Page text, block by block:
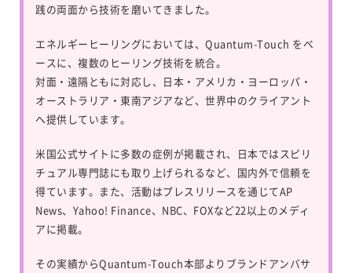
践の両面から技術を磨いてきました。
エネルギーヒーリングにおいては、 Quantum-Touch をベ
ースに、複数のヒーリング技術を統合。
対面・遠隔ともに対応し、日本・アメリカ・ヨーロッパ・
オーストラリア・東南アジアなど、世界中のクライアント
へ提供しています。
米国公式サイトに多数の症例が掲載され、日本ではスピリ
チュアル専門誌にも取り上げられるなど、国内外で信頼を
得ています。また、活動はプレスリリースを通じてAP
News、Yahoo! Finance、NBC、FOXなど22以上のメディ
アに掲載。
その実績からQuantum-Touch本部よりブランドアンバサ